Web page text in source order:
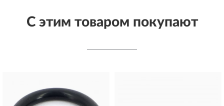
С этим товаром покупают